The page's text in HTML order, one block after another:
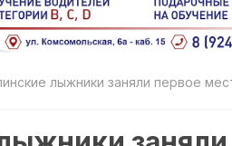
лыжники заняли первое